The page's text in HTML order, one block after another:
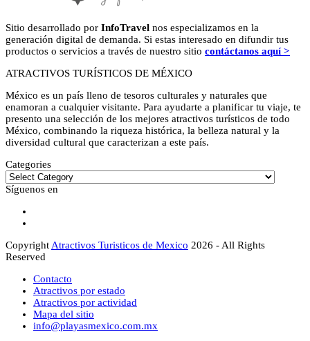
Sitio desarrollado por InfoTravel nos especializamos en la
generación digital de demanda. Si estas interesado en difundir tus
productos o servicios a través de nuestro sitio contáctanos aquí >
ATRACTIVOS TURÍSTICOS DE MÉXICO
México es un país lleno de tesoros culturales y naturales que
enamoran a cualquier visitante. Para ayudarte a planificar tu viaje, te
presento una selección de los mejores atractivos turísticos de todo
México, combinando la riqueza histórica, la belleza natural y la
diversidad cultural que caracterizan a este país.
Categories
Categories
Síguenos en
CopyrightAtractivos Turisticos de Mexico 2026 - All Rights
Reserved
Contacto
Atractivos por estado
Atractivos por actividad
Mapa del sitio
info@playasmexico.com.mx